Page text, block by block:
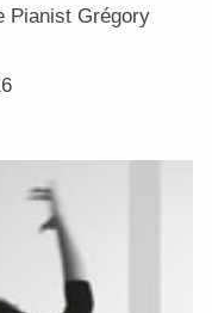
Pianist Grégory